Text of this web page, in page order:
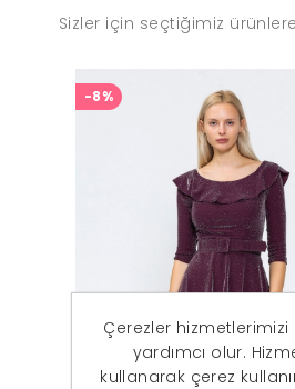
Sizler için seçtiğimiz
-8%
Çerezler hizmetlerimizi
yardımcı olur.
kullanarak çerez